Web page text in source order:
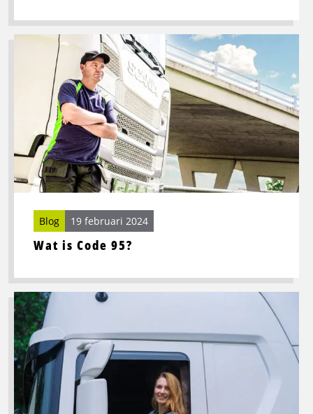
Wat is Code 95?
Blog 19 februari 2024
Lees
meer
over
Code
95: